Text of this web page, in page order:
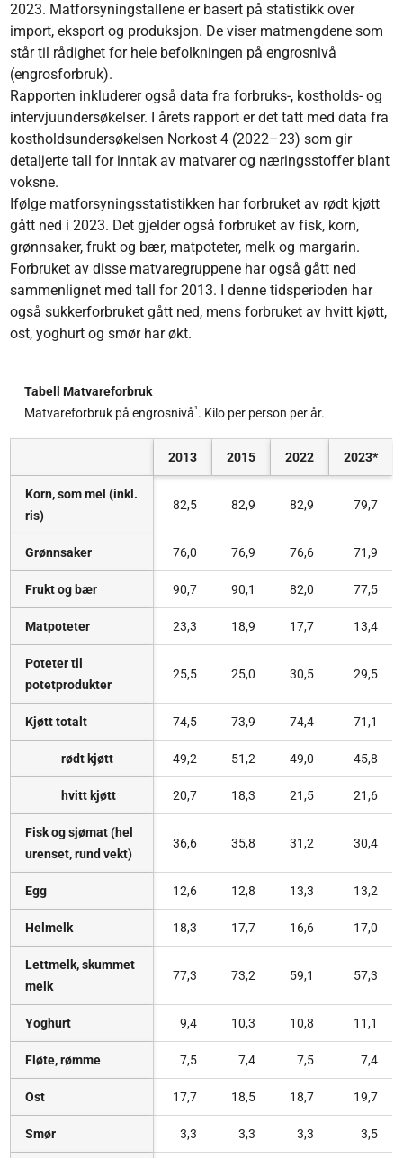
2023. Matforsyningstallene er basert på statistikk over
import, eksport og produksjon. De viser matmengdene som
står til rådighet for hele befolkningen på engrosnivå
(engrosforbruk).
Rapporten inkluderer også data fra forbruks-, kostholds- og
intervjuundersøkelser. I årets rapport er det tatt med data fra
kostholdsundersøkelsen Norkost 4 (2022–23) som gir
detaljerte tall for inntak av matvarer og næringsstoffer blant
voksne.
Ifølge matforsyningsstatistikken har forbruket av rødt kjøtt
gått ned i 2023. Det gjelder også forbruket av fisk, korn,
grønnsaker, frukt og bær, matpoteter, melk og margarin.
Forbruket av disse matvaregruppene har også gått ned
sammenlignet med tall for 2013. I denne tidsperioden har
også sukkerforbruket gått ned, mens forbruket av hvitt kjøtt,
ost, yoghurt og smør har økt.
Tabell Matvareforbruk
Matvareforbruk på engrosnivå¹. Kilo per person per år.
2013 2015 2022 2023*
Korn, som mel (inkl.
ris)
82,5 82,9 82,9 79,7
Grønnsaker 76,0 76,9 76,6 71,9
Frukt og bær 90,7 90,1 82,0 77,5
Matpoteter 23,3 18,9 17,7 13,4
Poteter til
potetprodukter
25,5 25,0 30,5 29,5
Kjøtt totalt 74,5 73,9 74,4 71,1
rødt kjøtt 49,2 51,2 49,0 45,8
hvitt kjøtt 20,7 18,3 21,5 21,6
Fisk og sjømat (hel
urenset, rund vekt)
36,6 35,8 31,2 30,4
Egg 12,6 12,8 13,3 13,2
Helmelk 18,3 17,7 16,6 17,0
Lettmelk, skummet
melk
77,3 73,2 59,1 57,3
Yoghurt 9,4 10,3 10,8 11,1
Fløte, rømme 7,5 7,4 7,5 7,4
Ost 17,7 18,5 18,7 19,7
Smør 3,3 3,3 3,3 3,5